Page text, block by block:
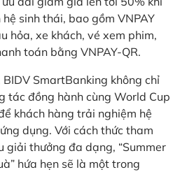
sinh thái, bao gồm VNPAY
hỏa, xe khách, vé xem phim,
toán bằng VNPAY-QR.
SmartBanking không chỉ
tác đồng hành cùng World Cup
khách hàng trải nghiệm hệ
dụng. Với cách thức tham
giải thưởng đa dạng, “Summer
hứa hẹn sẽ là một trong